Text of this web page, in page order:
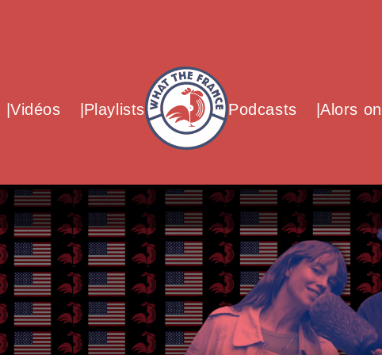
Vidéos Playlists
What The France – Back to homepage
Podcasts Alors